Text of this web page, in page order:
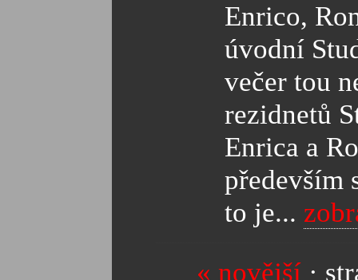
Enrico,
úvodní
večer tou
rezidnetů
Enrica a
především
to je...
« novější ·